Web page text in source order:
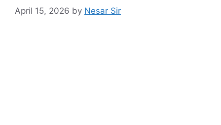
April 15, 2026 by Nesar Sir